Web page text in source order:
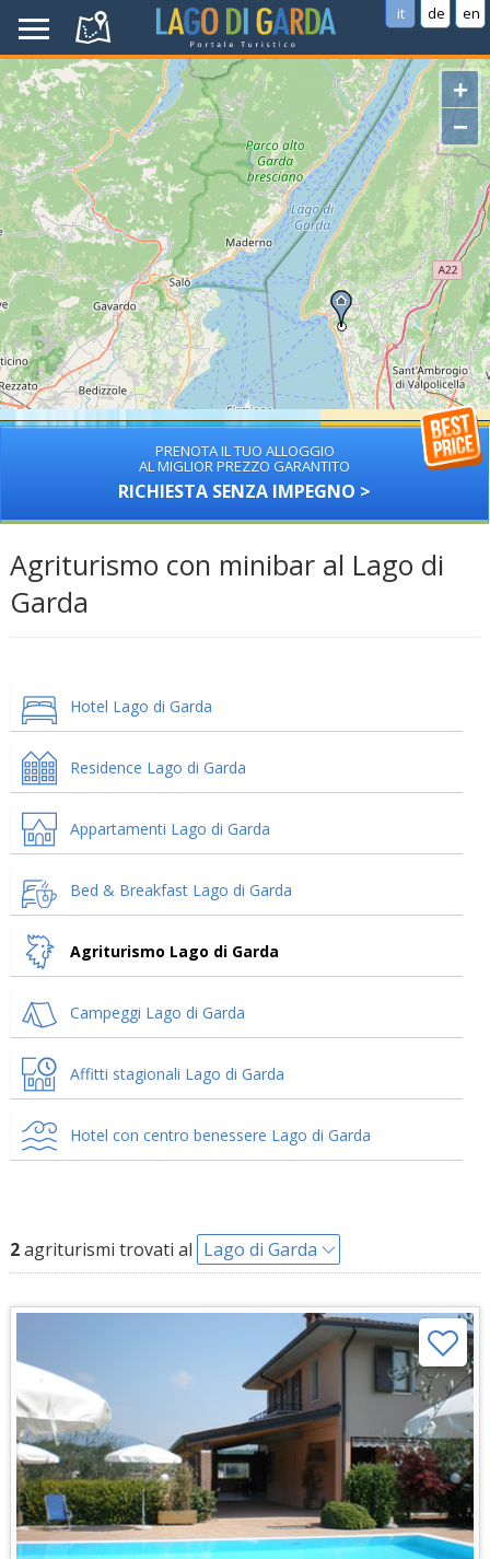
it de en
+
−
PRENOTA IL TUO ALLOGGIO
AL MIGLIOR PREZZO GARANTITO
RICHIESTA SENZA IMPEGNO >
Agriturismo con minibar al Lago di
Garda
Hotel Lago di Garda
Residence Lago di Garda
Appartamenti Lago di Garda
Bed & Breakfast Lago di Garda
Agriturismo Lago di Garda
Campeggi Lago di Garda
Affitti stagionali Lago di Garda
Hotel con centro benessere Lago di Garda
2agriturismi trovati al Lago di Garda